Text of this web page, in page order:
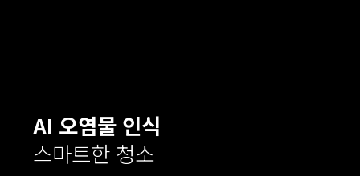
AI 오염물 인식
스마트한 청소